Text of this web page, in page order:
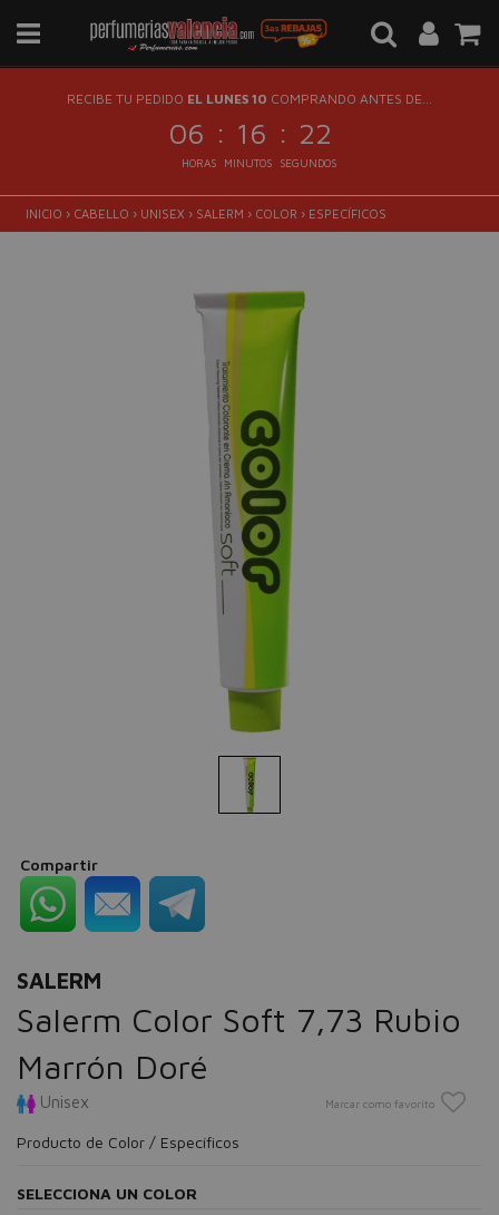
RECIBE TU PEDIDO EL LUNES 10 COMPRANDO ANTES DE...
06 : 16 : 21
HORAS MINUTOS SEGUNDOS
INICIO › CABELLO › UNISEX › SALERM › COLOR › ESPECÍFICOS
Compartir
SALERM
Salerm Color Soft 7,73 Rubio
Marrón Doré
Unisex Marcar como favorito
Producto de Color / Específicos
SELECCIONA UN COLOR